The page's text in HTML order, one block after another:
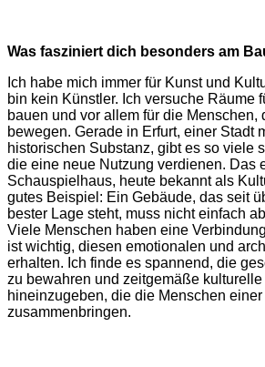
Was fasziniert dich besonders am
Ich habe mich immer für Kunst und
bin kein Künstler. Ich versuche Räume
bauen und vor allem für die Menschen,
bewegen. Gerade in Erfurt, einer Stadt
historischen Substanz, gibt es so viele
die eine neue Nutzung verdienen. Das
Schauspielhaus, heute bekannt als
gutes Beispiel: Ein Gebäude, das seit
bester Lage steht, muss nicht einfach
Viele Menschen haben eine
ist wichtig, diesen emotionalen und
erhalten. Ich finde es spannend, die
zu bewahren und zeitgemäße
hineinzugeben, die die Menschen
zusammenbringen.